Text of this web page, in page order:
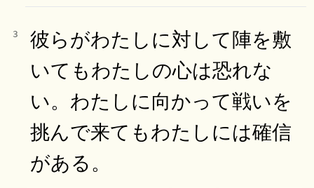
3
彼らがわたしに対して陣を敷
いてもわたしの心は恐れな
い。わたしに向かって戦いを
挑んで来てもわたしには確信
がある。